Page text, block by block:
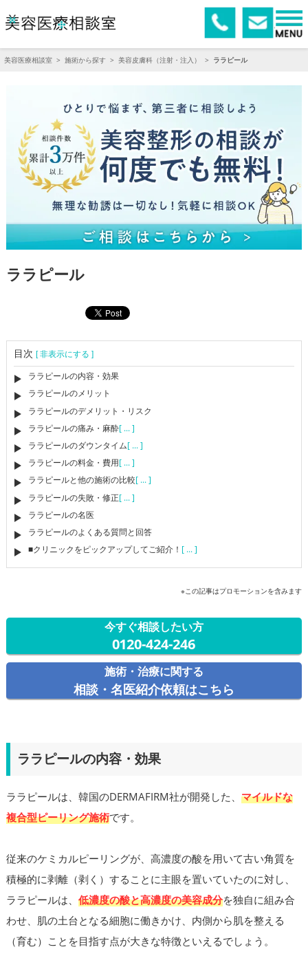
美容医療相談室 > 施術から探す > 美容皮膚科（注射・注入） > ララピール
ララピール
目次[ 非表示にする ]
ララピールの内容・効果
ララピールのメリット
ララピールのデメリット・リスク
ララピールの痛み・麻酔[ ... ]
ララピールのダウンタイム[ ... ]
ララピールの料金・費用[ ... ]
ララピールと他の施術の比較[ ... ]
ララピールの失敗・修正[ ... ]
ララピールの名医
ララピールのよくある質問と回答
■クリニックをピックアップしてご紹介！ [ ... ]
※この記事はプロモーションを含みます
今すぐ相談したい方
0120-424-246
施術・治療に関する
相談・名医紹介依頼はこちら
ララピールの内容・効果
ララピールは、韓国のDERMAFIRM社が開発した、 マイルドな
複合型ピーリング施術です。
従来のケミカルピーリングが、高濃度の酸を用いて古い角質を
積極的に剥離（剥く）することに主眼を置いていたのに対し、
ララピールは、 低濃度の酸と高濃度の美容成分を独自に組み合
わせ、肌の土台となる細胞に働きかけ、内側から肌を整える
（育む）ことを目指す点が大きな特徴といえるでしょう。